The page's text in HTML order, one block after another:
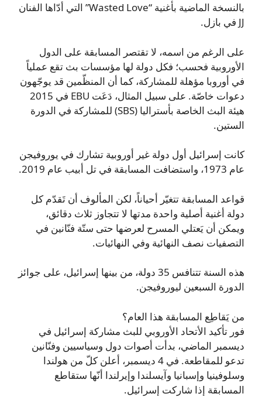
بالنسخة الماضية بأغنية “Wasted Love” التي أدّاها الفنان
JJ في بازل.
على الرغم من اسمه، لا تقتصر المسابقة على الدول
الأوروبية فحسب؛ فكل دولة لها مؤسسات بث تقع عملياً
في أوروبا مؤهلة للمشاركة، كما أن المنظّمين قد يوجّهون
دعوات خاصّة. على سبيل المثال، دَعَت EBU في 2015
هيئة البث الخاصة بأستراليا (SBS) للمشاركة في الدورة
الستين.
كانت إسرائيل أول دولة غير أوروبية تشارك في يوروفيجن
عام 1973، واستضافت المسابقة في تل أبيب عام 2019.
قواعد المسابقة تتغيّر أحياناً، لكن المألوف أن تَقدّم كل
دولة أغنية أصلية واحدة مدتها لا تتجاوز ثلاث دقائق،
ويمكن أن يَعتلي المسرح لعرضها حتى ستّة فنّانين في
التصفيات نصف النهائية وفي النهائيات.
هذه السنة تتنافس 35 دولة، من بينها إسرائيل، على جوائز
الدورة السبعين ليوروفيجن.
من يَقاطِع المسابقة هذا العام؟
فور تأكيد الأتحاد الأوروبي للبث مشاركة إسرائيل في
ديسمبر الماضي، بدأت أصوات دول وسياسيين وفنّانين
تدعو للمقاطعة. في 4 ديسمبر، أعلن كلّ من هولندا
وسلوفينيا وإسبانيا وآيسلندا وإيرلندا أنّها ستقاطع
المسابقة إذا شاركت إسرائيل.